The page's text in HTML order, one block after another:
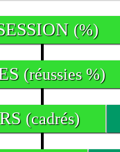
(%)
(réussies %)
(cadrés)